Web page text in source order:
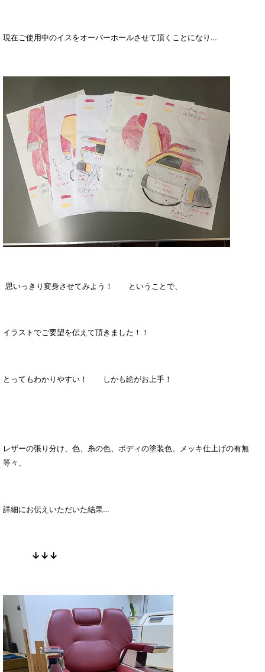
現在ご使用中のイスをオーバーホールさせて頂くことになり…
思いっきり変身させてみよう！ ということで、
イラストでご要望を伝えて頂きました！！
とってもわかりやすい！ しかも絵がお上手！
レザーの張り分け、色、糸の色、ボディの塗装色、メッキ仕上げの有無
等々、
詳細にお伝えいただいた結果…
↓↓↓